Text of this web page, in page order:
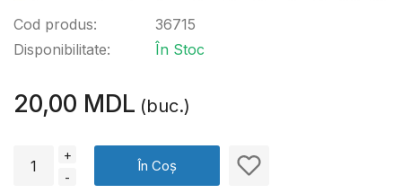
Cod produs:
Disponibilitate:
36715
În Stoc
20,00 MDL (buc.)
+
-
În Coș